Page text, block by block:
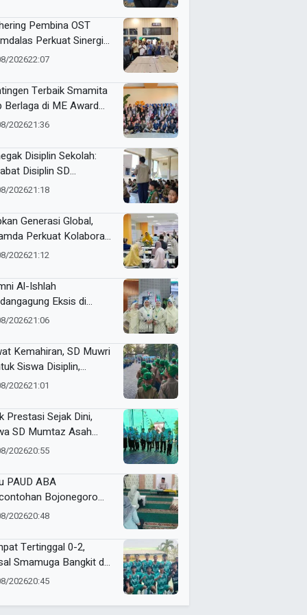
Pembina OST
Perkuat Sinergi
Karakter dan
202622:07
Terbaik Smamita
Berlaga di ME Award
202621:36
Disiplin Sekolah:
Disiplin SD
202621:18
Generasi Global,
Perkuat Kolaborasi
Wali Murid Kelas XI
202621:12
Al-Ishlah
Eksis di
ke-15 Nasyiatul
202621:06
Kemahiran, SD Muwri
Siswa Disiplin,
dan Bertanggung
202621:01
Prestasi Sejak Dini,
SD Mumtaz Asah
Lewat Talent Panahan
202620:55
PAUD ABA
Bojonegoro
Mengaji Setiap Hari
202620:48
Tertinggal 0-2,
Smamuga Bangkit dan
Dramatis Lewat Adu
202620:45